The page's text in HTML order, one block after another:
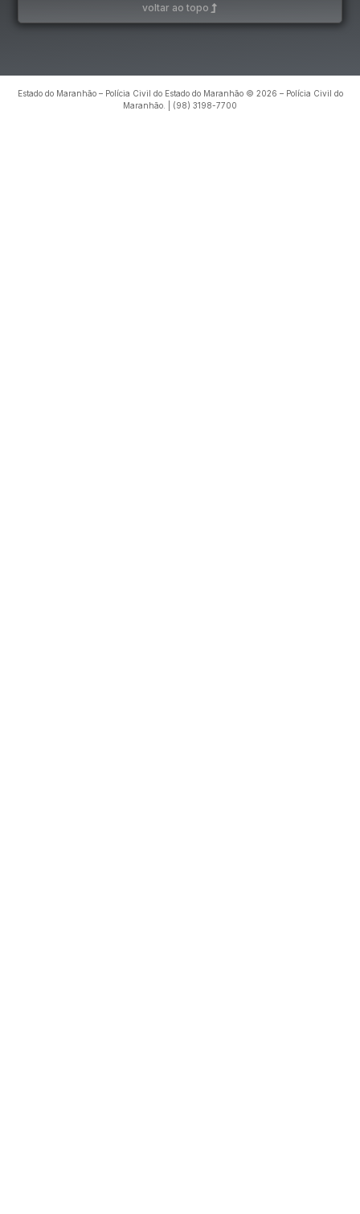
voltar ao topo
Estado do Maranhão – Polícia Civil do Estado do Maranhão © 2026 – Polícia Civil do
Maranhão. | (98) 3198-7700